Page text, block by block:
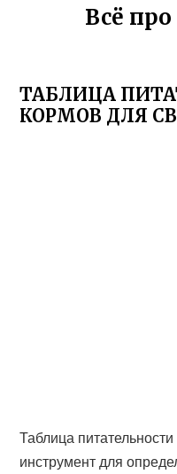
Всё
ТАБЛИЦА
КОРМОВ ДЛЯ
Таблица
инструмент для